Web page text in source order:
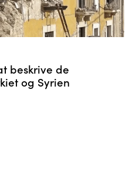
beskrive de
og Syrien